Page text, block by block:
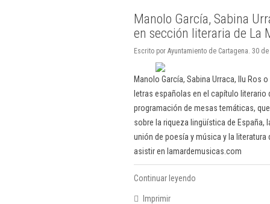
Manolo García, Sabina
en sección literaria de La
Escrito por Ayuntamiento de Cartagena. 30
Manolo García, Sabina Urraca, Ilu Ros
letras españolas en el capítulo
programación de mesas temáticas,
sobre la riqueza lingüística de España,
unión de poesía y música y la
asistir en lamardemusicas.com
Continuar leyendo
Imprimir